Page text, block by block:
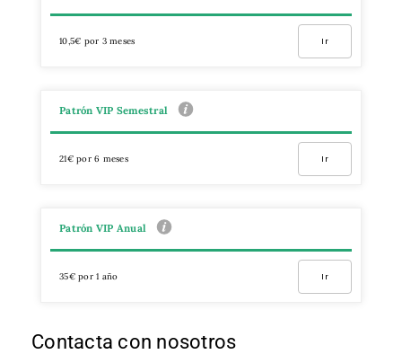
10,5€ por 3 meses Ir
Patrón VIP Semestral
21€ por 6 meses Ir
Patrón VIP Anual
35€ por 1 año Ir
Contacta con nosotros